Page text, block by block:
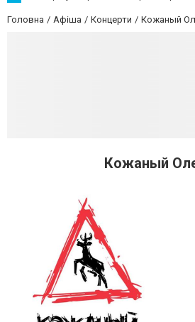
Головна Афіша Концерти Кожаный
Кожаный